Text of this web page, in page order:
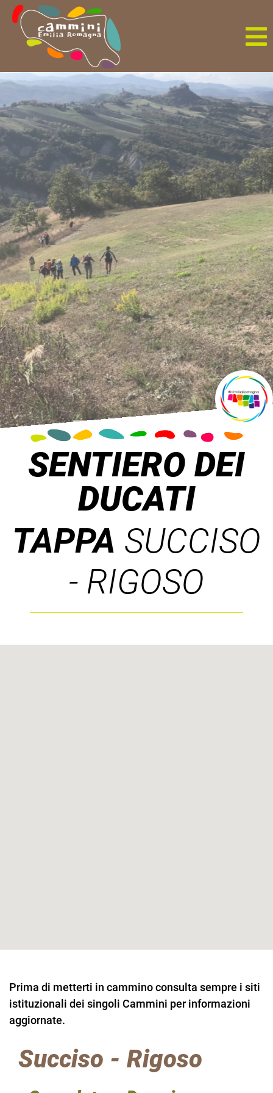
SENTIERO DEI
DUCATI
TAPPA SUCCISO
- RIGOSO
Prima di metterti in cammino consulta sempre i siti
istituzionali dei singoli Cammini per informazioni
aggiornate.
Succiso - Rigoso